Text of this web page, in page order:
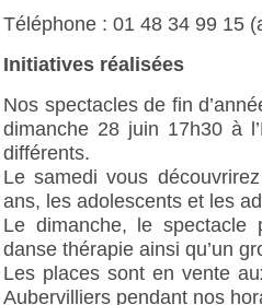
Téléphone : 01 48 34 99 15
Initiatives réalisées
Nos spectacles de fin
dimanche 28 juin 17h30 à
différents.
Le samedi vous
ans, les adolescents et les
Le dimanche, le spectacle
danse thérapie ainsi qu’un
Les places sont en vente
Aubervilliers pendant nos